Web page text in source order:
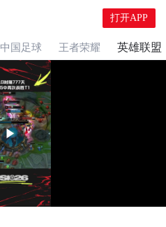
打开APP
中国足球 王者荣耀 英雄联盟